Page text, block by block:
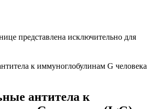
представлена исключительно для
антитела к